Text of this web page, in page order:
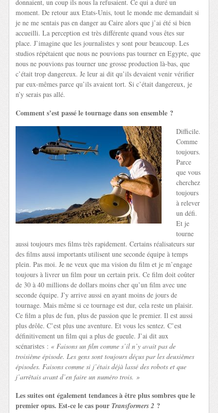
donnaient, un coup ils nous la refusaient. Ce qui a duré un
moment. De retour aux Etats-Unis, tout le monde me demandait si
je ne me sentais pas en danger au Caire alors que j’ai été si bien
accueilli. La perception est très différente quand vous êtes sur
place. J’imagine que les journalistes y sont pour beaucoup. Les
studios répétaient que nous ne pouvions pas tourner en Egypte, que
nous ne pouvions pas tourner une grosse production là-bas, que
c’était trop dangereux. Je leur ai dit qu’ils devaient venir vérifier
par eux-mêmes parce qu’ils avaient tort. Si c’était dangereux, je
n’y serais pas allé.
Comment s’est passé le tournage dans son ensemble ?
Difficile.
Comme
toujours.
Parce
que vous
cherchez
toujours
à relever
un défi.
Et je
tourne
aussi toujours mes films très rapidement. Certains réalisateurs sur
des films aussi importants utilisent une seconde équipe à temps
plein. Pas moi. Je ne veux que ma vision du film et je m’engage
toujours à livrer un film pour un certain prix. Ce film doit coûter
de 30 à 40 millions de dollars moins cher qu’un film avec une
seconde équipe. J’y arrive aussi en ayant moins de jours de
tournage. Mais même si ce tournage est dur, cela reste un plaisir.
Ce film a plus de fun, plus de passion que le premier. Il est aussi
plus drôle. C’est plus une aventure. Et vous les sentez. C’est
définitivement un film qui a plus de gueule. J’ai dit aux
scénaristes : « Faisons un film comme s’il n’y avait pas de
troisième épisode. Les gens sont toujours déçus par les deuxièmes
épisodes. Faisons comme si j’étais déjà lassé des robots et que
j’arrêtais avant d’en faire un numéro trois. »
Les suites ont également tendances à être plus sombres que le
premier opus. Est-ce le cas pour Transformers 2 ?